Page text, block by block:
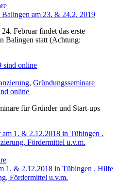
am 23. & 24.2. 2019
Februar findet das erste
Balingen statt (Achtung:
, Gründungsseminare
online
für Gründer und Start-ups
1. & 2.12.2018 in Tübingen . Hilfe
Fördermittel u.v.m.